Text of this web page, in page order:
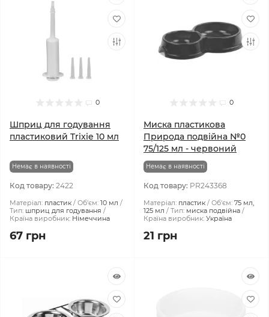
0
Шприц для годування
пластиковий Trixie 10 мл
Немає в наявності
Код товару: 2422
Матеріал: пластик Об'єм: 10 мл
Тип: шприц для годування
Країна виробник: Німеччина
67 грн
0
Миска пластикова
Природа подвійна №0
75/125 мл - червоний
Немає в наявності
Код товару: PR243368
Матеріал: пластик Об'єм: 75 мл,
125 мл
Тип: миска подвійна
Країна виробник: Україна
21 грн